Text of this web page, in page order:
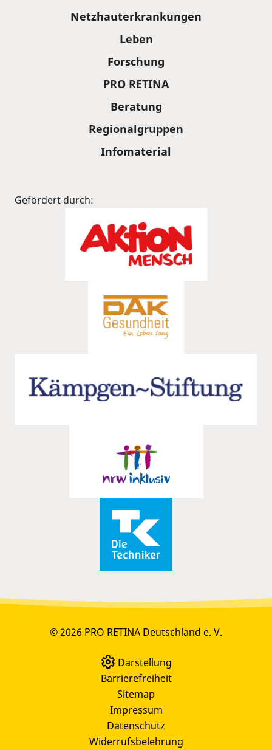
Netzhauterkrankungen
Leben
Forschung
PRO RETINA
Beratung
Regionalgruppen
Infomaterial
Gefördert durch:
© 2026 PRO RETINA Deutschland e. V.
Darstellung
Barrierefreiheit
Sitemap
Impressum
Datenschutz
Widerrufsbelehrung